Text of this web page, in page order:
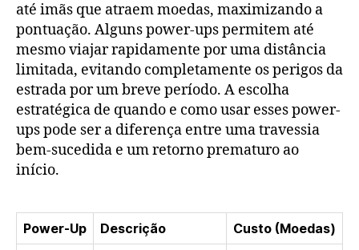
até imãs que atraem moedas, maximizando a
pontuação. Alguns power-ups permitem até
mesmo viajar rapidamente por uma distância
limitada, evitando completamente os perigos da
estrada por um breve período. A escolha
estratégica de quando e como usar esses power-
ups pode ser a diferença entre uma travessia
bem-sucedida e um retorno prematuro ao
início.
Power-Up Descrição Custo (Moedas)